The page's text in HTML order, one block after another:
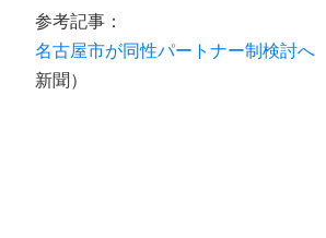
参考記事：
名古屋市が同性パートナー制検討
新聞）